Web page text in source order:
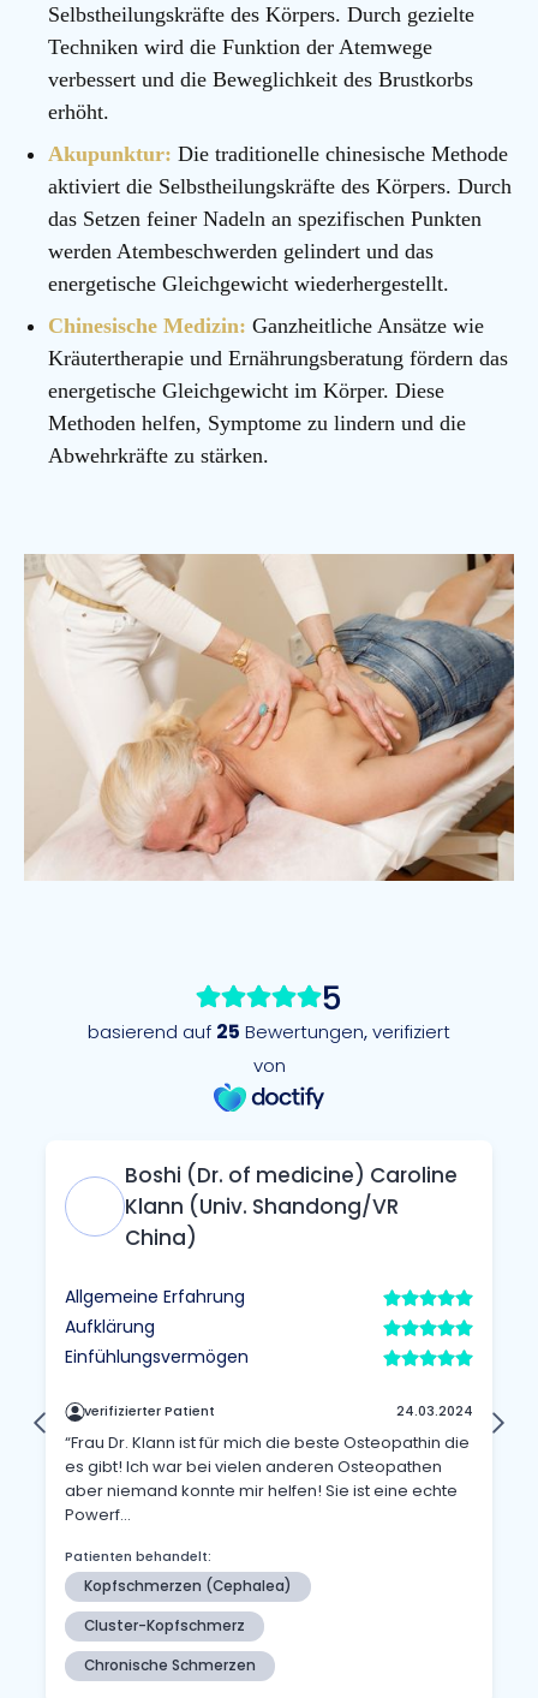
Selbstheilungskräfte des Körpers. Durch gezielte
Techniken wird die Funktion der Atemwege
verbessert und die Beweglichkeit des Brustkorbs
erhöht.
Akupunktur: Die traditionelle chinesische Methode
aktiviert die Selbstheilungskräfte des Körpers. Durch
das Setzen feiner Nadeln an spezifischen Punkten
werden Atembeschwerden gelindert und das
energetische Gleichgewicht wiederhergestellt.
Chinesische Medizin: Ganzheitliche Ansätze wie
Kräutertherapie und Ernährungsberatung fördern das
energetische Gleichgewicht im Körper. Diese
Methoden helfen, Symptome zu lindern und die
Abwehrkräfte zu stärken.